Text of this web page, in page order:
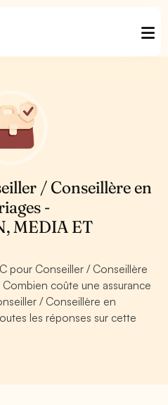
/ Conseillère en
-
MEDIA ET
pour Conseiller / Conseillère
coûte une assurance
/ Conseillère en
les réponses sur cette